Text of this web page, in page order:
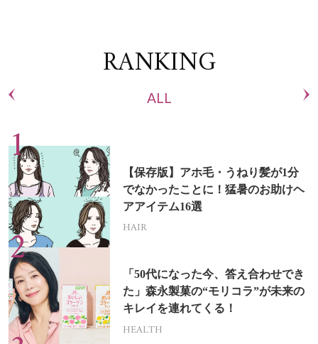
RANKING
ALL
【保存版】アホ毛・うねり髪が1分
でなかったことに！猛暑のお助けヘ
アアイテム16選
HAIR
「50代になった今、答え合わせでき
た」森永製菓の“モリコラ”が未来の
キレイを連れてくる！
HEALTH